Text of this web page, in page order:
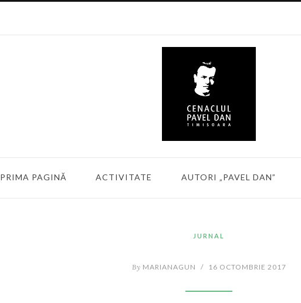
PRIMA PAGINĂ ACTIVITATE AUTORI „PAVEL DAN”
JURNAL
By MARIANAGUN / 16 OCTOMBRIE 2017